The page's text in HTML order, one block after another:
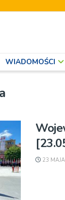
WIADOMOŚCI
23